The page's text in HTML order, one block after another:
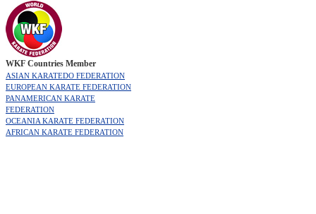
WKF Countries Member
ASIAN KARATEDO FEDERATION
EUROPEAN KARATE FEDERATION
PANAMERICAN KARATE
FEDERATION
OCEANIA KARATE FEDERATION
AFRICAN KARATE FEDERATION